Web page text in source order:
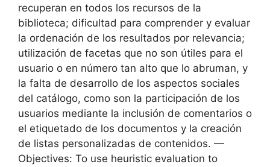
recuperan en todos los recursos de la
biblioteca; dificultad para comprender y evaluar
la ordenación de los resultados por relevancia;
utilización de facetas que no son útiles para el
usuario o en número tan alto que lo abruman, y
la falta de desarrollo de los aspectos sociales
del catálogo, como son la participación de los
usuarios mediante la inclusión de comentarios o
el etiquetado de los documentos y la creación
de listas personalizadas de contenidos. —
Objectives: To use heuristic evaluation to